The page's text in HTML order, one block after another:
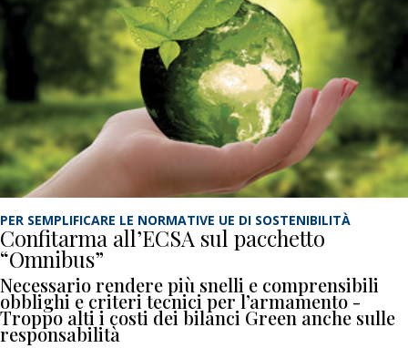
PER SEMPLIFICARE LE NORMATIVE UE DI SOSTENIBILITÀ
Confitarma all’ECSA sul pacchetto
“Omnibus”
Necessario rendere più snelli e comprensibili
obblighi e criteri tecnici per l’armamento -
Troppo alti i costi dei bilanci Green anche sulle
responsabilità